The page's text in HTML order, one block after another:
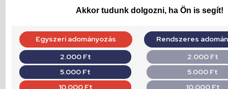
Akkor tudunk dolgozni, ha Ön is segít!